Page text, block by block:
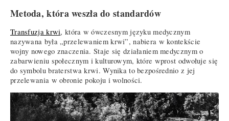
Metoda, która weszła do standardów
Transfuzja krwi, która w ówczesnym języku medycznym
nazywana była „przelewaniem krwi”, nabiera w kontekście
wojny nowego znaczenia. Staje się działaniem medycznym o
zabarwieniu społecznym i kulturowym, które wprost odwołuje się
do symbolu braterstwa krwi. Wynika to bezpośrednio z jej
przelewania w obronie pokoju i wolności.